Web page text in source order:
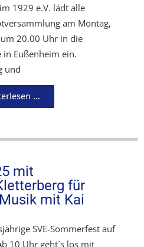
1929 e.V. lädt alle
am Montag,
20.00 Uhr in die
in Eußenheim ein.
und
...
mit
für
mit Kai
SVE-Sommerfest auf
10 Uhr geht´s los mit